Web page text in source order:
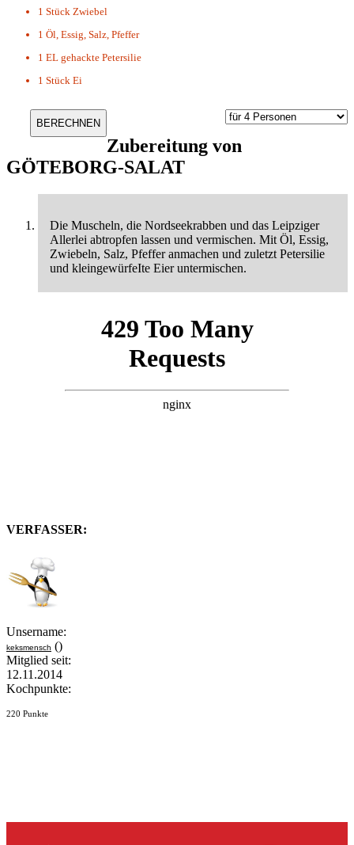
1 Stück Zwiebel
1 Öl, Essig, Salz, Pfeffer
1 EL gehackte Petersilie
1 Stück Ei
Zubereitung von
GÖTEBORG-SALAT
Die Muscheln, die Nordseekrabben und das Leipziger
Allerlei abtropfen lassen und vermischen. Mit Öl, Essig,
Zwiebeln, Salz, Pfeffer anmachen und zuletzt Petersilie
und kleingewürfeIte Eier untermischen.
VERFASSER:
Unsername:
keksmensch ()
Mitglied seit:
12.11.2014
Kochpunkte:
220 Punkte